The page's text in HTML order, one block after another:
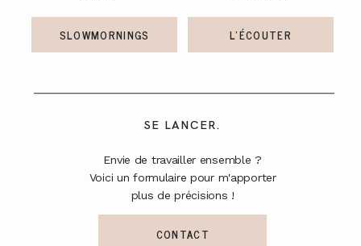
SE LANCER.
SLOWMORNINGS
Envie de travailler ensemble ?
Voici un formulaire pour m'apporter
plus de précisions !
L'ÉCOUTER
CONTACT